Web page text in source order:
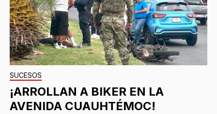
SUCESOS
¡ARROLLAN A BIKER EN LA
AVENIDA CUAUHTÉMOC!